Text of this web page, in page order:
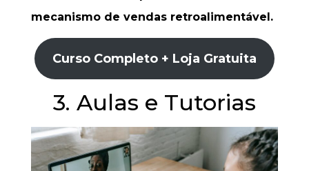
mecanismo de vendas retroalimentável.
Curso Completo + Loja Gratuita
3. Aulas e Tutorias